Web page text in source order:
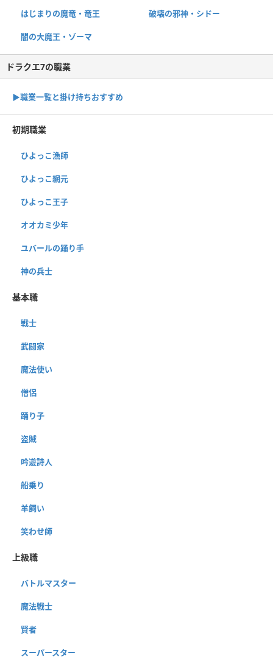
はじまりの魔竜・竜王 破壊の邪神・シドー
闇の大魔王・ゾーマ
ドラクエ7の職業
▶︎職業一覧と掛け持ちおすすめ
初期職業
ひよっこ漁師
ひよっこ網元
ひよっこ王子
オオカミ少年
ユバールの踊り手
神の兵士
基本職
戦士
武闘家
魔法使い
僧侶
踊り子
盗賊
吟遊詩人
船乗り
羊飼い
笑わせ師
上級職
バトルマスター
魔法戦士
賢者
スーパースター